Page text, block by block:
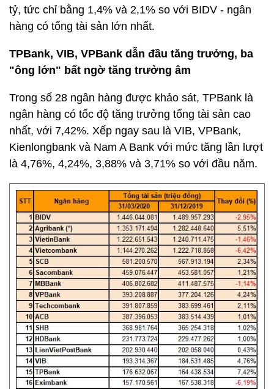
tỷ, tức chỉ bằng 1,4% và 2,1% so với BIDV - ngân
hàng có tổng tài sản lớn nhất.
TPBank, VIB, VPBank dẫn đầu tăng trưởng, ba
"ông lớn" bất ngờ tăng trưởng âm
Trong số 28 ngân hàng được khảo sát, TPBank là
ngân hàng có tốc độ tăng trưởng tổng tài sản cao
nhất, với 7,42%. Xếp ngay sau là VIB, VPBank,
Kienlongbank và Nam A Bank với mức tăng lần lượt
là 4,76%, 4,24%, 3,88% và 3,71% so với đầu năm.